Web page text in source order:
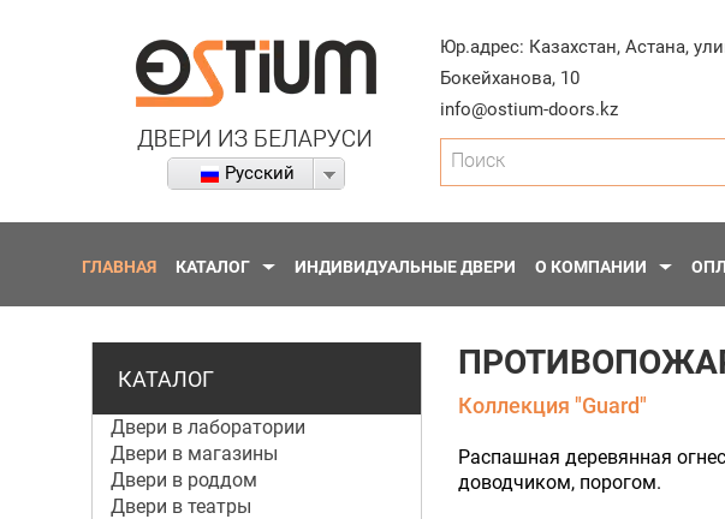
Русский
Юр.адрес: Казахстан,Астана,
Бокейханова, 10
info@ostium-doors.kz
Поиск
ГЛАВНАЯ КАТАЛОГ ИНДИВИДУАЛЬНЫЕ ДВЕРИ О КОМПАНИИ
КАТАЛОГ
Двери в лаборатории
Двери в магазины
Двери в роддом
Двери в театры
Коллекция "Guard"
Распашная деревянная
доводчиком, порогом.